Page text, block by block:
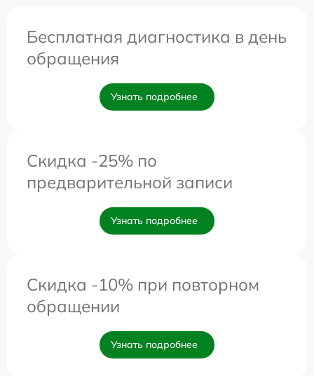
Бесплатная диагностика в день
обращения
Узнать подробнее
Скидка -25% по
предварительной записи
Узнать подробнее
Скидка -10% при повторном
обращении
Узнать подробнее